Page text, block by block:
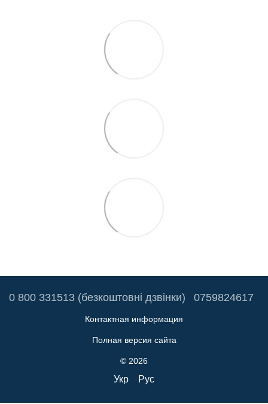
0 800 331513 (безкоштовні дзвінки) 0759824617
Контактная информация
Полная версия сайта
© 2026
Укр Рус